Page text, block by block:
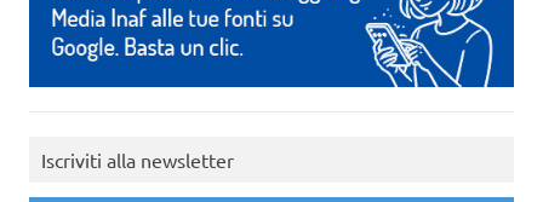
Iscriviti alla newsletter